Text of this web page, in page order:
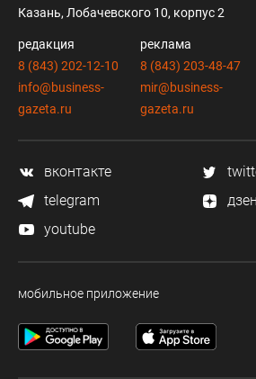
Казань, Лобачевского 10, корпус 2
редакция
8 (843) 202-12-10
info@business-
gazeta.ru
реклама
8 (843) 203-48-47
mir@business-
gazeta.ru
вконтакте
telegram
дзен
youtube
мобильное приложение